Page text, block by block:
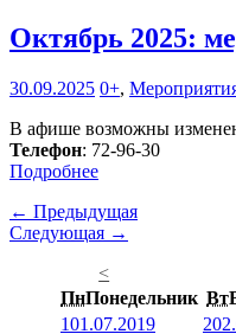
Октябрь 2025:
30.09.2025 0+,
В афише возможны
Телефон: 72-96-30
Подробнее
← Предыдущая
Следующая →
<
ПнПонедельник Вт
101.07.2019 2